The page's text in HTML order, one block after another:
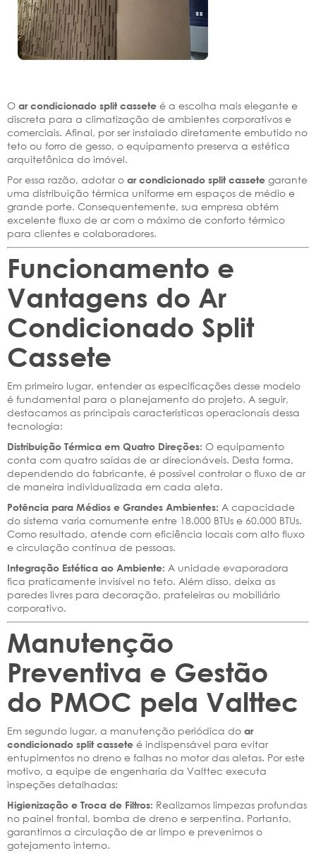
O ar condicionado split cassete é a escolha mais elegante e
discreta para a climatização de ambientes corporativos e
comerciais. Afinal, por ser instalado diretamente embutido no
teto ou forro de gesso, o equipamento preserva a estética
arquitetônica do imóvel.
Por essa razão, adotar o ar condicionado split cassete garante
uma distribuição térmica uniforme em espaços de médio e
grande porte. Consequentemente, sua empresa obtém
excelente fluxo de ar com o máximo de conforto térmico
para clientes e colaboradores.
Funcionamento e
Vantagens do Ar
Condicionado Split
Cassete
Em primeiro lugar, entender as especificações desse modelo
é fundamental para o planejamento do projeto. A seguir,
destacamos as principais características operacionais dessa
tecnologia:
Distribuição Térmica em Quatro Direções: O equipamento
conta com quatro saídas de ar direcionáveis. Desta forma,
dependendo do fabricante, é possível controlar o fluxo de ar
de maneira individualizada em cada aleta.
Potência para Médios e Grandes Ambientes: A capacidade
do sistema varia comumente entre 18.000 BTUs e 60.000 BTUs.
Como resultado, atende com eficiência locais com alto fluxo
e circulação contínua de pessoas.
Integração Estética ao Ambiente: A unidade evaporadora
fica praticamente invisível no teto. Além disso, deixa as
paredes livres para decoração, prateleiras ou mobiliário
corporativo.
Manutenção
Preventiva e Gestão
do PMOC pela Valttec
Em segundo lugar, a manutenção periódica do ar
condicionado split cassete é indispensável para evitar
entupimentos no dreno e falhas no motor das aletas. Por este
motivo, a equipe de engenharia da Valttec executa
inspeções detalhadas:
Higienização e Troca de Filtros: Realizamos limpezas profundas
no painel frontal, bomba de dreno e serpentina. Portanto,
garantimos a circulação de ar limpo e prevenimos o
gotejamento interno.